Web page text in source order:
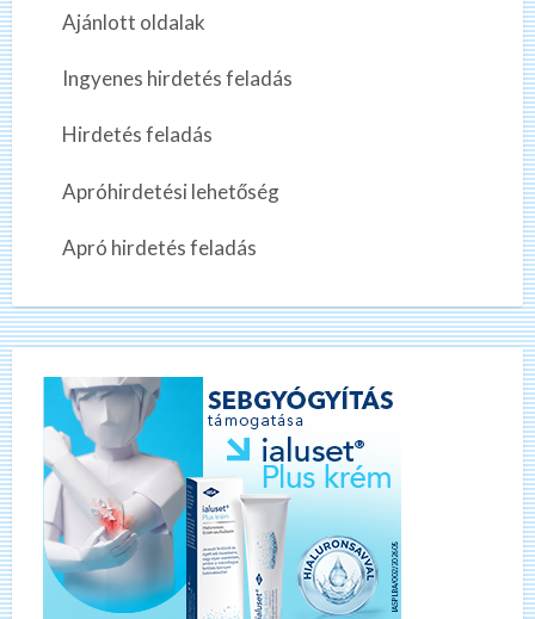
Ajánlott oldalak
Ingyenes hirdetés feladás
Hirdetés feladás
Apróhirdetési lehetőség
Apró hirdetés feladás